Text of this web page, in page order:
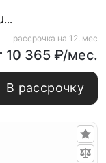
рассрочка на 12. мес
10 365 ₽/мес.
В рассрочку